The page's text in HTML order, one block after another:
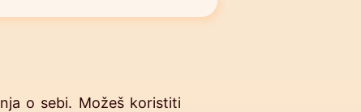
o sebi. Možeš koristiti